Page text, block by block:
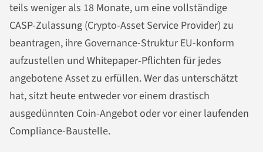
teils weniger als 18 Monate, um eine vollständige
CASP-Zulassung (Crypto-Asset Service Provider) zu
beantragen, ihre Governance-Struktur EU-konform
aufzustellen und Whitepaper-Pflichten für jedes
angebotene Asset zu erfüllen. Wer das unterschätzt
hat, sitzt heute entweder vor einem drastisch
ausgedünnten Coin-Angebot oder vor einer laufenden
Compliance-Baustelle.